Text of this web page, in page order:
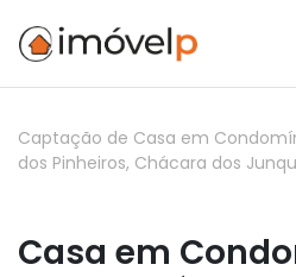
Captação de Casa em
dos Pinheiros, Chácara dos
Casa em